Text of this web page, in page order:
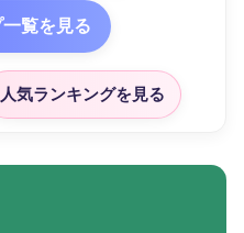
覧を見る
人気ランキングを見る